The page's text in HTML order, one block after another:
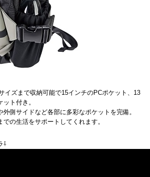
イズまで収納可能で15インチのPCポケット、13
ト付き。
外側サイドなど各部に多彩なポケットを完備。
の生活をサポートしてくれます。
⇩